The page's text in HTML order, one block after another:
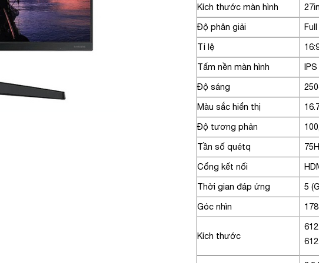
Kích thước màn hình
Độ phân giải
Tỉ lệ
Tấm nền màn hình
IPS
Độ sáng
Màu sắc hiển thị
Độ tương phản
Tần số quétq
Cổng kết nối
Thời gian đáp ứng
5
Góc nhìn
Kích thước